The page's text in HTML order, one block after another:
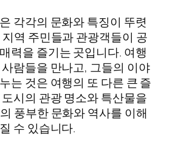
각각의 문화와 특징이 뚜렷
역 주민들과 관광객들이 공
력을 즐기는 곳입니다. 여행
람들을 만나고, 그들의 이야
는 것은 여행의 또 다른 큰 즐
시의 관광 명소와 특산물을
풍부한 문화와 역사를 이해
수 있습니다.